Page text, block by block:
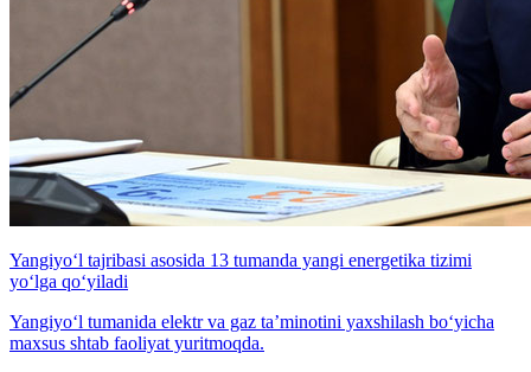
Yangiyo‘l tajribasi asosida 13 tumanda yangi energetika tizimi
yo‘lga qo‘yiladi
Yangiyo‘l tumanida elektr va gaz ta’minotini yaxshilash bo‘yicha
maxsus shtab faoliyat yuritmoqda.